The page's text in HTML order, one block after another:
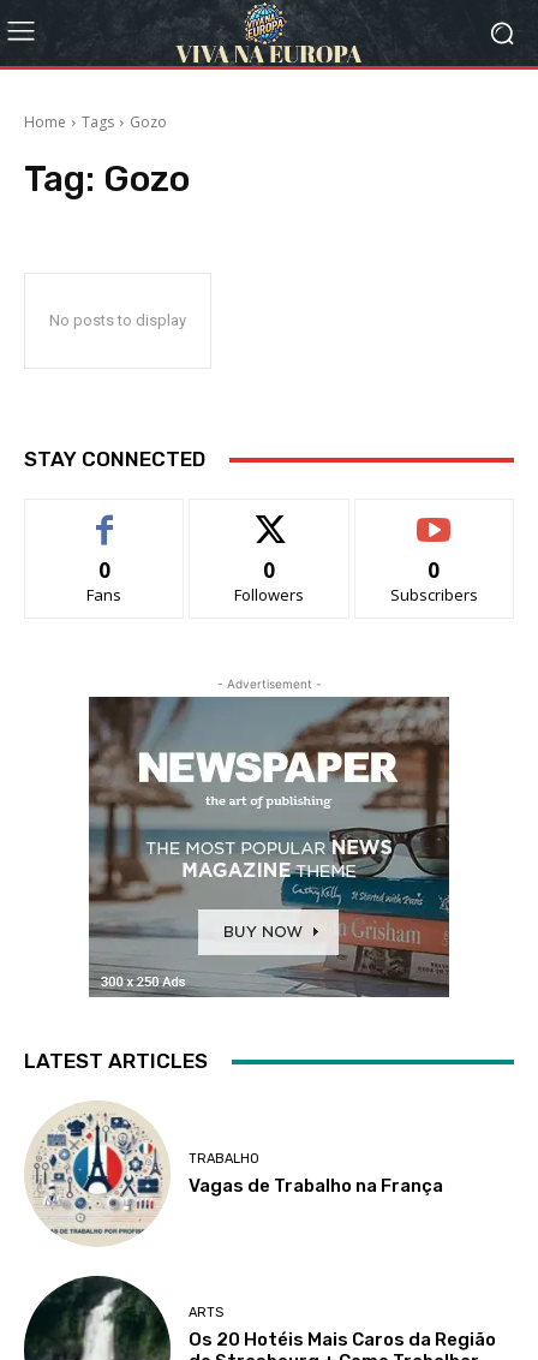
Home Tags Gozo
Tag: Gozo
No posts to display
STAY CONNECTED
0
Fans
0
Followers
0
Subscribers
- Advertisement -
LATEST ARTICLES
TRABALHO
Vagas de Trabalho na França
ARTS
Os 20 Hotéis Mais Caros da Região